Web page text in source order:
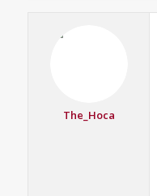
The_Hoca